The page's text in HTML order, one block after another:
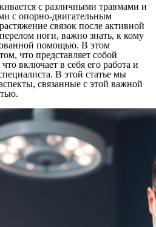
с различными травмами и
с опорно-двигательным
связок после активной
ноги, важно знать, к кому
помощью. В этом
что представляет собой
что включает в себя его работа и
В этой статье мы
связанные с этой важной